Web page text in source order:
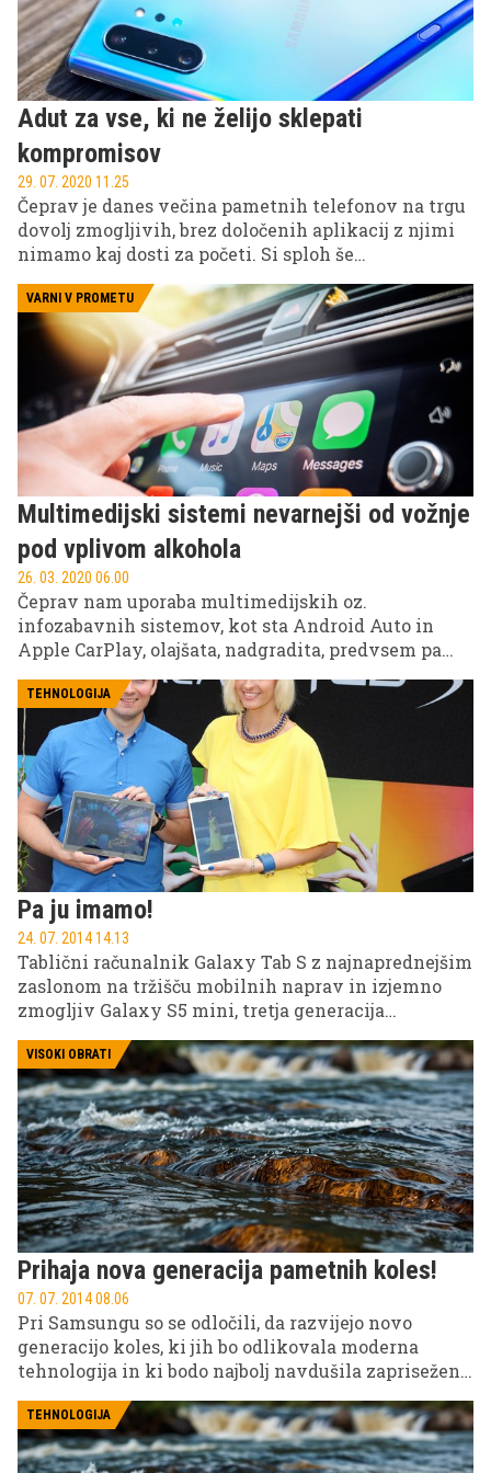
Adut za vse, ki ne želijo sklepati
kompromisov
29. 07. 2020 11.25
Čeprav je danes večina pametnih telefonov na trgu
dovolj zmogljivih, brez določenih aplikacij z njimi
nimamo kaj dosti za početi. Si sploh še
Zemljevidi ali YouTube? Je švicarski nož še
švicarski nož zgolj z enim rezilom? No, morda ni
tako hudo, pa vendar bi odsotnost trgovine Google
Play pomenila, da smo prikrajšani za marsikatero
aplikacijo, ki nam olajša življenje ali krajša proste
urice. Seveda pa so po drugi strani številne
aplikacije neuporabne, če za to nimamo dovolj
zmogljive mobilne naprave.
VARNI V PROMETU
Multimedijski sistemi nevarnejši od vožnje
pod vplivom alkohola
26. 03. 2020 06.00
Čeprav nam uporaba multimedijskih oz.
infozabavnih sistemov, kot sta Android Auto in
Apple CarPlay, olajšata, nadgradita, predvsem pa
skriva pasti. Še več, raziskava je pokazala, da
voznikom povzroča več težav kot alkohol in vožnja
pod vplivom psihoaktivnih snovi.
TEHNOLOGIJA
Pa ju imamo!
24. 07. 2014 14.13
Tablični računalnik Galaxy Tab S z najnaprednejšim
zaslonom na tržišču mobilnih naprav in izjemno
zmogljiv Galaxy S5 mini, tretja generacija
VISOKI OBRATI
Prihaja nova generacija pametnih koles!
07. 07. 2014 08.06
Pri Samsungu so se odločili, da razvijejo novo
generacijo koles, ki jih bo odlikovala moderna
tehnologija in ki bodo najbolj navdušila zaprisežene
urah, sedaj lahko naokoli vozili tudi s pametnimi
kolesi.
TEHNOLOGIJA